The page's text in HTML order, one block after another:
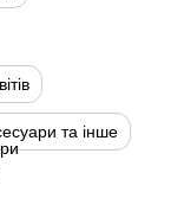
та інше